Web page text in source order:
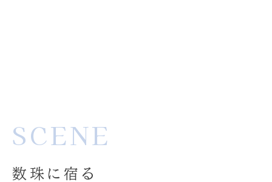
SCENE
数珠に宿る